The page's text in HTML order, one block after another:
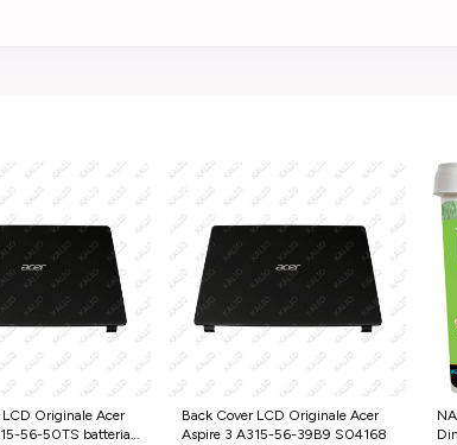
LCD Originale Acer
56-50TS batteria-
Back Cover LCD Originale Acer
Aspire 3 A315-56-39B9 S04168